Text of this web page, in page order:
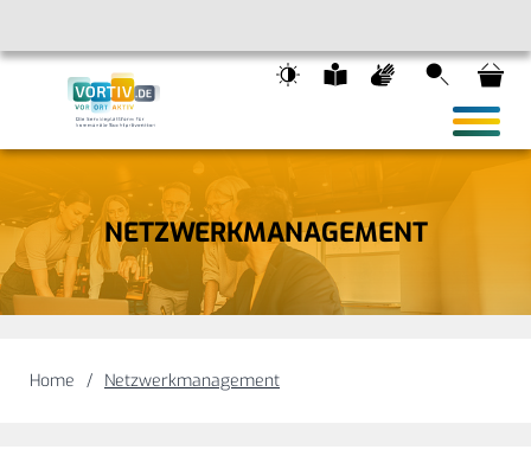
Suche
NETZWERKMANAGEMENT
Home Netzwerkmanagement